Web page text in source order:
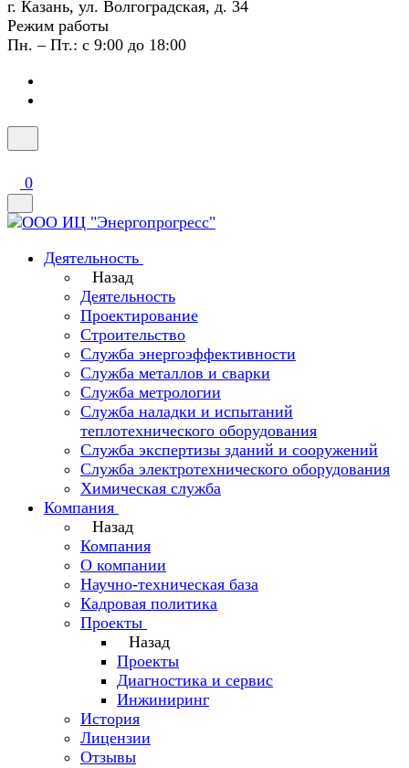
г. Казань, ул. Волгоградская, д. 34
Режим работы
Пн. – Пт.: с 9:00 до 18:00
0
Деятельность
Назад
Деятельность
Проектирование
Строительство
Служба энергоэффективности
Служба металлов и сварки
Служба метрологии
Служба наладки и испытаний
теплотехнического оборудования
Служба экспертизы зданий и сооружений
Служба электротехнического оборудования
Химическая служба
Компания
Назад
Компания
О компании
Научно-техническая база
Кадровая политика
Проекты
Назад
Проекты
Диагностика и сервис
Инжиниринг
История
Лицензии
Отзывы